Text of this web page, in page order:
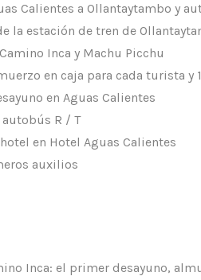
Calientes a Ollantaytambo y
la estación de tren de
Inca y Machu Picchu
en caja para cada turista y
en Aguas Calientes
R / T
hotel en Hotel Aguas Calientes
auxilios
Inca: el primer desayuno,